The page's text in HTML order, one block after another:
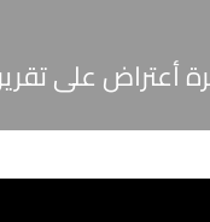
أعتراض على تقرير